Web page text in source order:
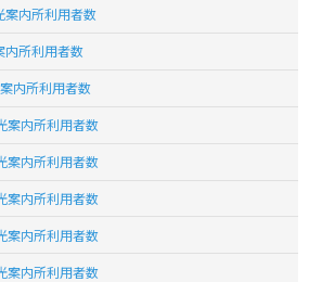
案内所利用者数
内所利用者数
内所利用者数
案内所利用者数
案内所利用者数
案内所利用者数
案内所利用者数
案内所利用者数